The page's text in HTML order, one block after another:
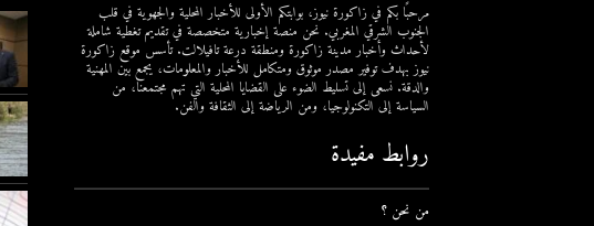
مرحبًا بكم في زاكورة نيوز، بوابتكم الأولى للأخبار المحلية والجهوية في قلب
الجنوب الشرقي المغربي. نحن منصة إخبارية متخصصة في تقديم تغطية شاملة
لأحداث وأخبار مدينة زاكورة ومنطقة درعة تافيلالت. تأسس موقع زاكورة
نيوز بهدف توفير مصدر موثوق ومتكامل للأخبار والمعلومات، يجمع بين المهنية
والدقة. نسعى إلى تسليط الضوء على القضايا المحلية التي تهم مجتمعنا، من
السياسة إلى التكنولوجيا، ومن الرياضة إلى الثقافة والفن.
روابط مفيدة
من نحن ؟